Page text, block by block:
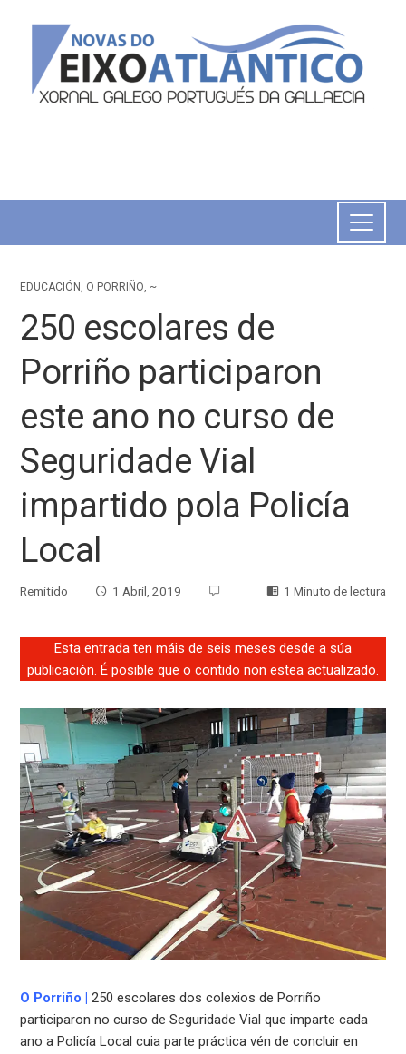
EDUCACIÓN , O PORRIÑO, ~
250 escolares de
Porriño participaron
este ano no curso de
Seguridade Vial
impartido pola Policía
Local
Remitido 1 Abril, 2019 1 Minuto de lectura
Esta entrada ten máis de seis meses desde a súa
publicación. É posible que o contido non estea actualizado.
O Porriño | 250 escolares dos colexios de Porriño
participaron no curso de Seguridade Vial que imparte cada
ano a Policía Local cuia parte práctica vén de concluir en